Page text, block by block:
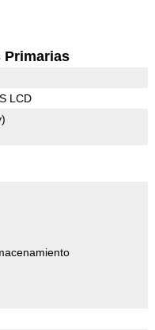
Primarias
LCD